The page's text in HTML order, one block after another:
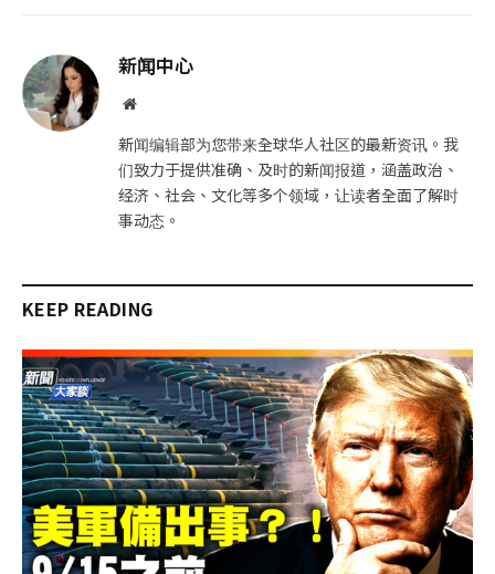
新闻中心
网
新闻编辑部为您带来全球华人社区的最新资讯。我
们致力于提供准确、及时的新闻报道，涵盖政治、
经济、社会、文化等多个领域，让读者全面了解时
事动态。
KEEP READING